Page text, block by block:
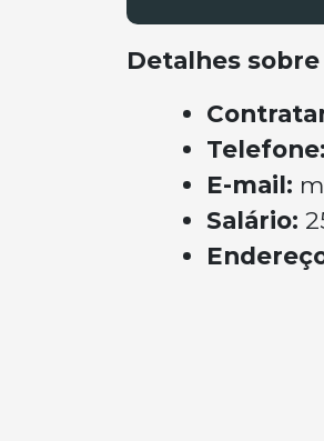
Detalhes sobre
Telefone:
E-mail:
Salário: